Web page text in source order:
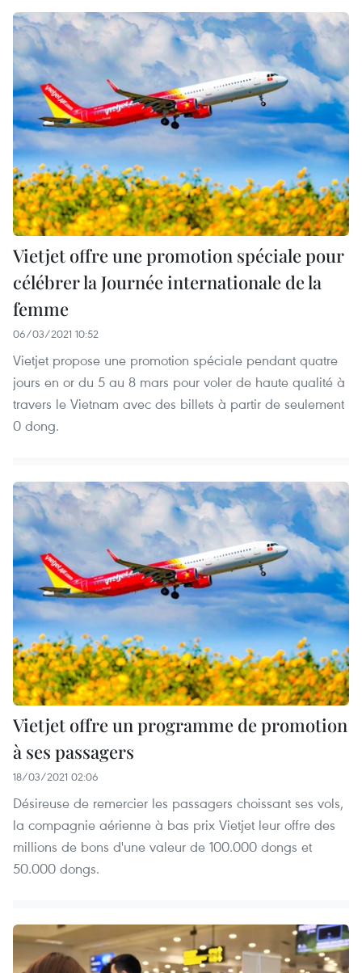
Vietjet offre une promotion spéciale pour
célébrer la Journée internationale de la
femme
06/03/2021 10:52
Vietjet propose une promotion spéciale pendant quatre
jours en or du 5 au 8 mars pour voler de haute qualité à
travers le Vietnam avec des billets à partir de seulement
0 dong.
Vietjet offre un programme de promotion
à ses passagers
18/03/2021 02:06
Désireuse de remercier les passagers choissant ses vols,
la compagnie aérienne à bas prix Vietjet leur offre des
millions de bons d'une valeur de 100.000 dongs et
50.000 dongs.